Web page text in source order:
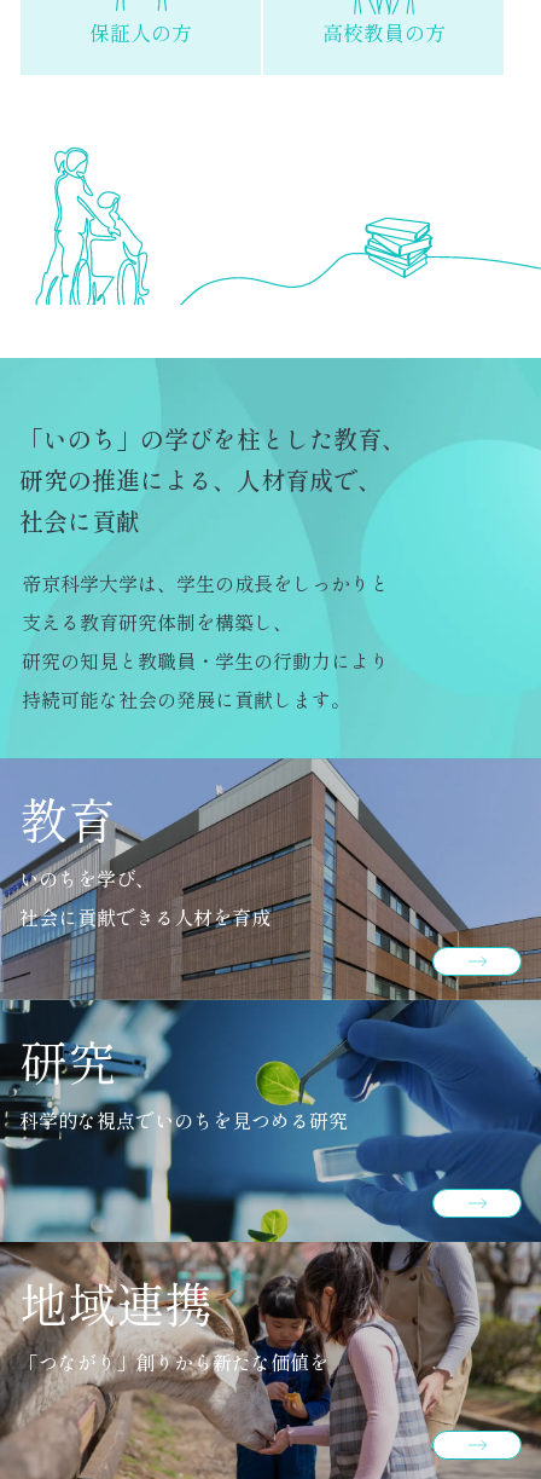
保証人の方 高校教員の方
「いのち」の学びを柱とした教育、
研究の推進による、人材育成で、
社会に貢献
帝京科学大学は、学生の成長をしっかりと
支える教育研究体制を構築し、
研究の知見と教職員・学生の行動力により
持続可能な社会の発展に貢献します。
教育
いのちを学び、
社会に貢献できる人材を育成
研究
科学的な視点でいのちを見つめる研究
地域連携
「つながり」創りから新たな価値を